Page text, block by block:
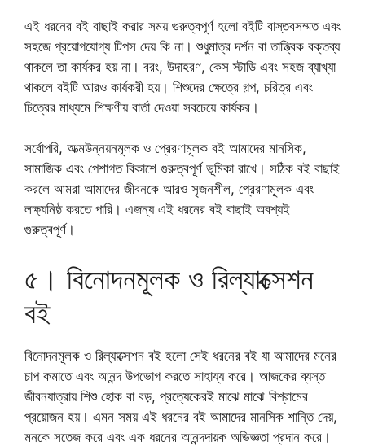
এই ধরনের বই বাছাই করার সময় গুরুত্বপূর্ণ হলো বইটি বাস্তবসম্মত এবং
সহজে প্রয়োগযোগ্য টিপস দেয় কি না। শুধুমাত্র দর্শন বা তাত্ত্বিক বক্তব্য
থাকলে তা কার্যকর হয় না। বরং, উদাহরণ, কেস স্টাডি এবং সহজ ব্যাখ্যা
থাকলে বইটি আরও কার্যকরী হয়। শিশুদের ক্ষেত্রে গল্প, চরিত্র এবং
চিত্রের মাধ্যমে শিক্ষণীয় বার্তা দেওয়া সবচেয়ে কার্যকর।
সর্বোপরি, আত্মউন্নয়নমূলক ও প্রেরণামূলক বই আমাদের মানসিক,
সামাজিক এবং পেশাগত বিকাশে গুরুত্বপূর্ণ ভূমিকা রাখে। সঠিক বই বাছাই
করলে আমরা আমাদের জীবনকে আরও সৃজনশীল, প্রেরণামূলক এবং
লক্ষ্যনিষ্ঠ করতে পারি। এজন্য এই ধরনের বই বাছাই অবশ্যই
গুরুত্বপূর্ণ।
৫। বিনোদনমূলক ও রিল্যাক্সেশন
বই
বিনোদনমূলক ও রিল্যাক্সেশন বই হলো সেই ধরনের বই যা আমাদের মনের
চাপ কমাতে এবং আনন্দ উপভোগ করতে সাহায্য করে। আজকের ব্যস্ত
জীবনযাত্রায় শিশু হোক বা বড়, প্রত্যেকেরই মাঝে মাঝে বিশ্রামের
প্রয়োজন হয়। এমন সময় এই ধরনের বই আমাদের মানসিক শান্তি দেয়,
মনকে সতেজ করে এবং এক ধরনের আনন্দদায়ক অভিজ্ঞতা প্রদান করে।